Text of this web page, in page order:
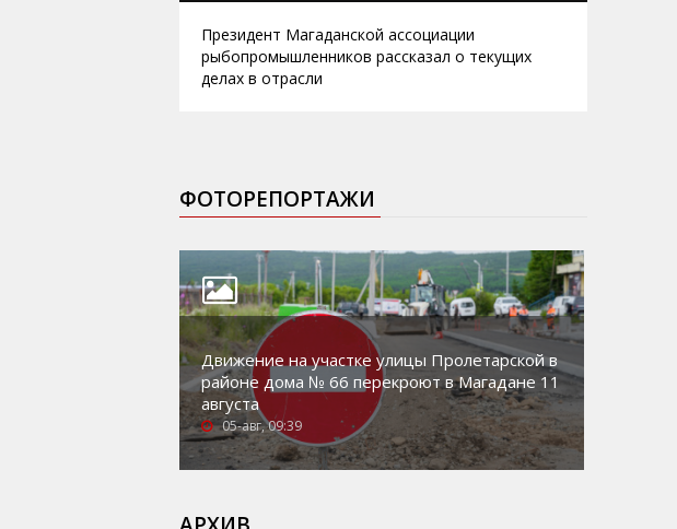
Президент Магаданской ассоциации
рыбопромышленников рассказал о текущих
делах в отрасли
ФОТОРЕПОРТАЖИ
Движение на участке улицы Пролетарской в
районе дома № 66 перекроют в Магадане 11
августа
05-авг, 09:39